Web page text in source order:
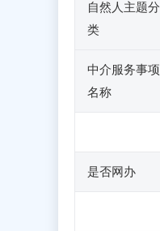
自然人主题分
类
中介服务事项
名称
是否网办